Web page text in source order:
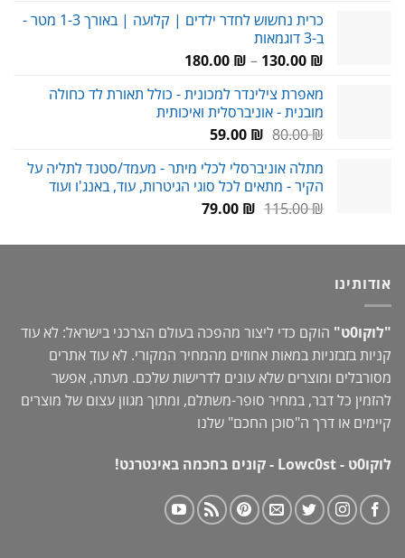
כרית נחשוש לחדר ילדים | קלועה | באורך 1-3 מטר -
ב-3 דוגמאות
130.00 ₪
–
180.00 ₪
עד
מאפרת צילינדר למכונית - כולל תאורת לד כחולה
מובנית - אוניברסלית ואיכותית
80.00₪
המחיר
היה:
80.00 ₪.
59.00 ₪
המחיר
הוא:
59.00 ₪.
מתלה אוניברסלי לכלי מיתר - מעמד/סטנד לתליה על
הקיר - מתאים לכל סוגי הגיטרות, עוד, באנג'ו ועוד
115.00₪
המחיר
היה:
79.00 ₪
המחיר
הוא:
אודותינו
"לוקו0ט"
הוקם כדי ליצור מהפכה בעולם הצרכני בישראל: לא עוד
קניות בזבזניות במאות אחוזים מהמחיר המקורי. לא עוד אתרים
מסורבלים ומוצרים שלא עונים לדרישות שלכם. מעתה, אפשר
להזמין כל דבר, במחיר סופר-משתלם, ומתוך מגוון עצום של מוצרים
קיימים או דרך ה"סוכן החכם" שלנו
לוקו0ט - Lowc0st - קונים בחכמה באינטרנט!